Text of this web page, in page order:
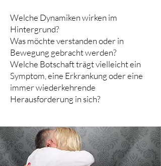
Welche Dynamiken wirken im
Hintergrund?
Was möchte verstanden oder in
Bewegung gebracht werden?
Welche Botschaft trägt vielleicht ein
Symptom, eine Erkrankung oder eine
immer wiederkehrende
Herausforderung in sich?